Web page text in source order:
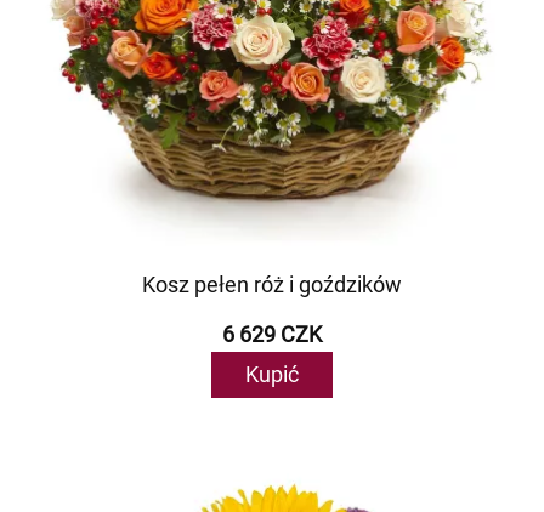
Kosz pełen róż i goździków
6 629 CZK
Kupić